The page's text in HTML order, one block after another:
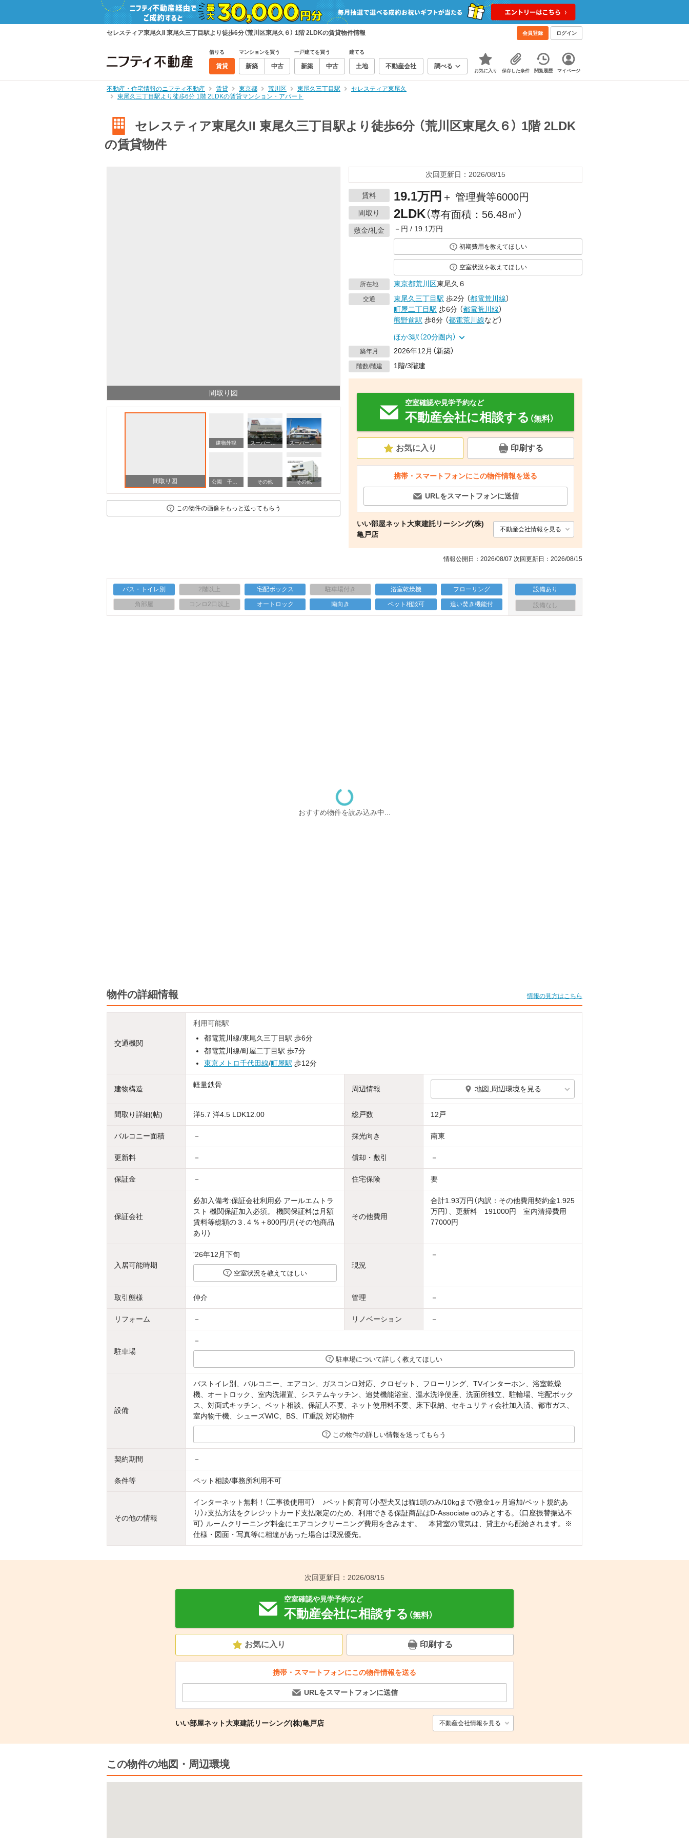
セレスティア東尾久II 東尾久三丁目駅より徒歩6分（荒川区東尾久６） 1階 2LDKの賃貸物件情報 会員登録 ログイン
借りる
賃貸
マンションを買う
新築 中古
一戸建てを買う
新築 中古
建てる
土地 不動産会社 調べる
お気に入り 保存した条件 閲覧履歴 マイページ
不動産・住宅情報のニフティ不動産 賃貸 東京都 荒川区 東尾久三丁目駅
セレスティア東尾久
東尾久三丁目駅より徒歩6分 1階 2LDKの賃貸マンション・アパート
セレスティア東尾久II 東尾久三丁目駅より徒歩6分 （荒川区東尾久６） 1階 2LDK
の賃貸物件
間取り図
間取り図
建物外観 スーパー 東武ストア西尾久店（スーパー）まで2277m スーパー ライフ ポンテポルタ千住店（スーパー）まで3180m
公園 千住桜木町公園（公園）まで2927m その他 その他 間取り図
スーパー 東武ストア西尾久店（スーパー）まで2277m
この物件の画像をもっと送ってもらう
次回更新日：2026/08/15
賃料 19.1万円 ＋ 管理費等6000円
間取り 2LDK（専有面積：56.48㎡）
敷金/礼金 －円 / 19.1万円
初期費用を教えてほしい
空室状況を教えてほしい
所在地 東京都荒川区東尾久６
交通 東尾久三丁目駅 歩2分 （都電荒川線）
町屋二丁目駅 歩6分 （都電荒川線）
熊野前駅 歩8分 （都電荒川線など）
ほか3駅（20分圏内）
築年月 2026年12月（新築）
階数/階建 1階/3階建
空室確認や見学予約など
不動産会社に相談する （無料）
お気に入り 印刷する
携帯・スマートフォンにこの物件情報を送る
URLをスマートフォンに送信
いい部屋ネット大東建託リーシング(株)
亀戸店
不動産会社情報を見る
情報公開日：2026/08/07 次回更新日：2026/08/15
バス・トイレ別 2階以上 宅配ボックス 駐車場付き 浴室乾燥機 フローリング
角部屋 コンロ2口以上 オートロック 南向き ペット相談可 追い焚き機能付
設備あり
設備なし
おすすめ物件を読み込み中...
物件の詳細情報 情報の見方はこちら
交通機関
利用可能駅
都電荒川線/東尾久三丁目駅 歩6分
都電荒川線/町屋二丁目駅 歩7分
東京メトロ千代田線/町屋駅 歩12分
建物構造 軽量鉄骨 周辺情報 地図,周辺環境を見る
間取り詳細(帖) 洋5.7 洋4.5 LDK12.00 総戸数 12戸
バルコニー面積 － 採光向き 南東
更新料 － 償却・敷引 －
保証金 － 住宅保険 要
保証会社
必加入備考:保証会社利用必 アールエムトラ
スト 機関保証加入必須。 機関保証料は月額
賃料等総額の３.４％＋800円/月(その他商品
あり)
その他費用
合計1.93万円（内訳：その他費用契約金1.925
万円）、更新料 191000円 室内清掃費用
77000円
入居可能時期
'26年12月下旬
空室状況を教えてほしい
現況
－
取引態様 仲介 管理 －
リフォーム － リノベーション －
駐車場
－
駐車場について詳しく教えてほしい
設備
バストイレ別、バルコニー、エアコン、ガスコンロ対応、クロゼット、フローリング、TVインターホン、浴室乾燥
機、オートロック、室内洗濯置、システムキッチン、追焚機能浴室、温水洗浄便座、洗面所独立、駐輪場、宅配ボック
ス、対面式キッチン、ペット相談、保証人不要、ネット使用料不要、床下収納、セキュリティ会社加入済、都市ガス、
室内物干機、シューズWIC、BS、IT重説 対応物件
この物件の詳しい情報を送ってもらう
契約期間 －
条件等 ペット相談/事務所利用不可
その他の情報
インターネット無料！（工事後使用可） ♪ペット飼育可（小型犬又は猫1頭のみ/10kgまで/敷金1ヶ月追加/ペット規約あ
り）♪支払方法をクレジットカード支払限定のため、利用できる保証商品はD-Associate αのみとする。（口座振替振込不
可） ルームクリーニング料金にエアコンクリーニング費用を含みます。 本貸室の電気は、貸主から配給されます。※
仕様・図面・写真等に相違があった場合は現況優先。
次回更新日：2026/08/15
空室確認や見学予約など
不動産会社に相談する （無料）
お気に入り 印刷する
携帯・スマートフォンにこの物件情報を送る
URLをスマートフォンに送信
いい部屋ネット大東建託リーシング(株)亀戸店 不動産会社情報を見る
この物件の地図・周辺環境